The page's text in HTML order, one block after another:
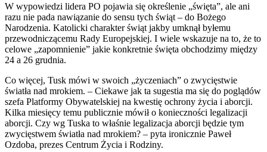
W wypowiedzi lidera PO pojawia się określenie „święta”, ale ani
razu nie pada nawiązanie do sensu tych świąt – do Bożego
Narodzenia. Katolicki charakter świąt jakby umknął byłemu
przewodniczącemu Rady Europejskiej. I wiele wskazuje na to, że to
celowe „zapomnienie” jakie konkretnie święta obchodzimy między
24 a 26 grudnia.
Co więcej, Tusk mówi w swoich „życzeniach” o zwycięstwie
światła nad mrokiem. – Ciekawe jak ta sugestia ma się do poglądów
szefa Platformy Obywatelskiej na kwestię ochrony życia i aborcji.
Kilka miesięcy temu publicznie mówił o konieczności legalizacji
aborcji. Czy wg Tuska to właśnie legalizacja aborcji będzie tym
zwycięstwem światła nad mrokiem? – pyta ironicznie Paweł
Ozdoba, prezes Centrum Życia i Rodziny.